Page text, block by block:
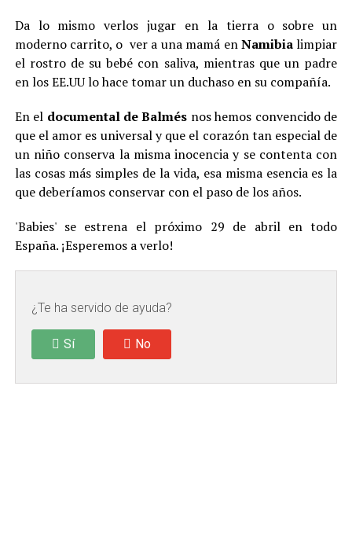
Da lo mismo verlos jugar en la tierra o sobre un
moderno carrito, o ver a una mamá enNamibialimpiar
el rostro de su bebé con saliva, mientras que un padre
en los EE.UU lo hace tomar un duchaso en su compañía.
En el documental de Balmés nos hemos convencido de
que el amor es universal y que el corazón tan especial de
un niño conserva la misma inocencia y se contenta con
las cosas más simples de la vida, esa misma esencia es la
que deberíamos conservar con el paso de los años.
'Babies' se estrena el próximo 29 de abril en todo
España. ¡Esperemos a verlo!
¿Te ha servido de ayuda?
Sí No